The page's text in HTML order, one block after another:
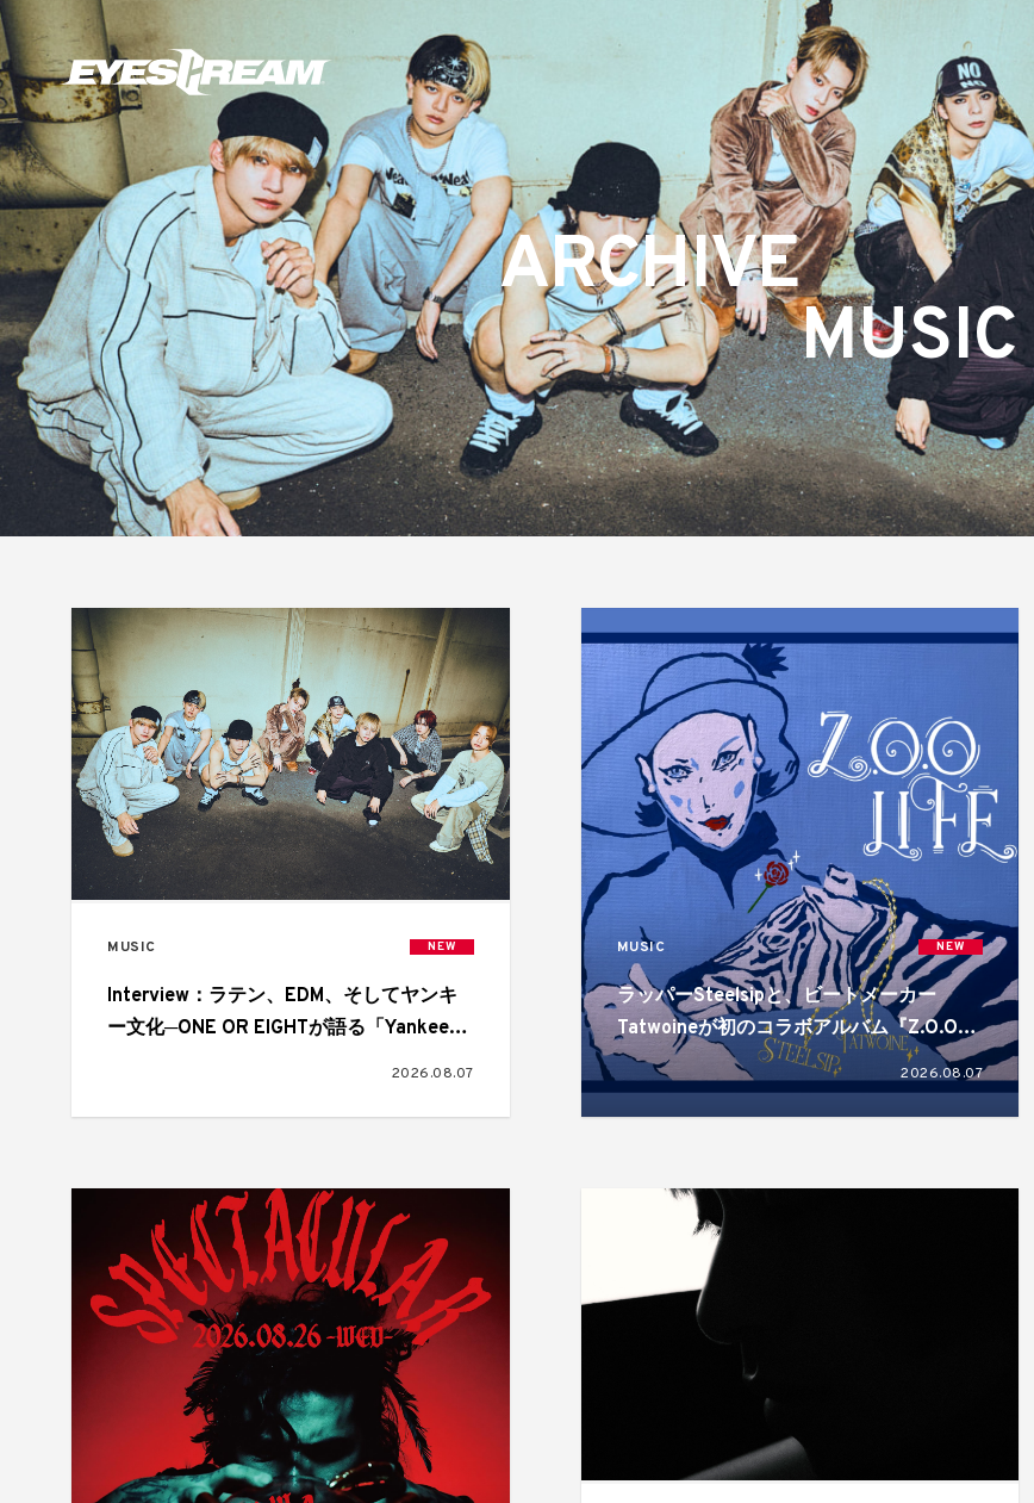
ARCHIVE
MUSIC
MUSIC NEW
Interview：ラテン、EDM、そしてヤンキ
ー文化─ONE OR EIGHTが語る「Yankee
2026.08.07
MUSIC NEW
ラッパーSteelsipと、ビートメーカー
Tatwoineが初のコラボアルバム『Z.O.O
LIFE』をリリース。先行シングル2曲を含
む10曲入り
2026.08.07